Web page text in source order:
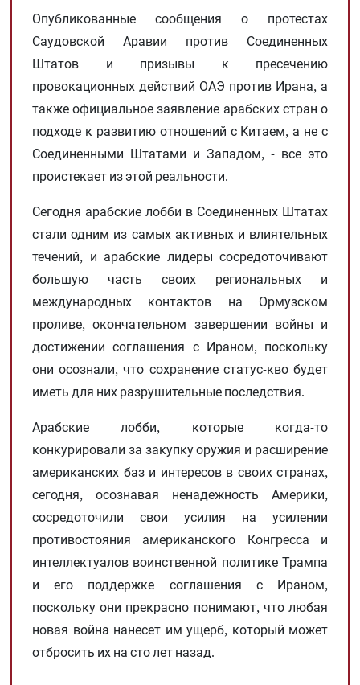
Опубликованные сообщения о протестах
Саудовской Аравии против Соединенных
Штатов и призывы к пресечению
провокационных действий ОАЭ против Ирана, а
также официальное заявление арабских стран о
подходе к развитию отношений с Китаем, а не с
Соединенными Штатами и Западом, - все это
проистекает из этой реальности.
Сегодня арабские лобби в Соединенных Штатах
стали одним из самых активных и влиятельных
течений, и арабские лидеры сосредоточивают
большую часть своих региональных и
международных контактов на Ормузском
проливе, окончательном завершении войны и
достижении соглашения с Ираном, поскольку
они осознали, что сохранение статус-кво будет
иметь для них разрушительные последствия.
Арабские лобби, которые когда-то
конкурировали за закупку оружия и расширение
американских баз и интересов в своих странах,
сегодня, осознавая ненадежность Америки,
сосредоточили свои усилия на усилении
противостояния американского Конгресса и
интеллектуалов воинственной политике Трампа
и его поддержке соглашения с Ираном,
поскольку они прекрасно понимают, что любая
новая война нанесет им ущерб, который может
отбросить их на сто лет назад.